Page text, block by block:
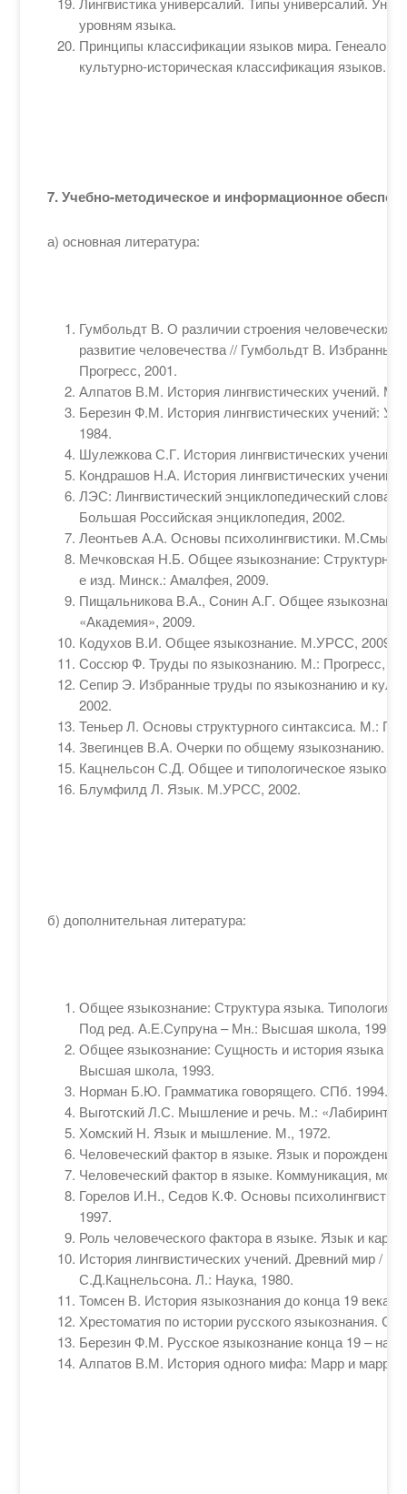
уровням языка.
Принципы классификации языков мира.
культурно-историческая классификация языков.
7. Учебно-методическое и информационное
а) основная литература:
Гумбольдт В. О различии строения человеческих
развитие человечества // Гумбольдт В.
Прогресс, 2001.
Алпатов В.М. История лингвистических учений.
Березин Ф.М. История лингвистических учений:
1984.
Шулежкова С.Г. История лингвистических учений:
Кондрашов Н.А. История лингвистических
ЛЭС: Лингвистический энциклопедический
Большая Российская энциклопедия, 2002.
Леонтьев А.А. Основы психолингвистики.
Мечковская Н.Б. Общее языкознание: Структурная
е изд. Минск.: Амалфея, 2009.
Пищальникова В.А., Сонин А.Г. Общее
«Академия», 2009.
Кодухов В.И. Общее языкознание. М.УРСС, 2009.
Соссюр Ф. Труды по языкознанию. М.: Прогресс,
Сепир Э. Избранные труды по языкознанию и
2002.
Теньер Л. Основы структурного синтаксиса. М.:
Звегинцев В.А. Очерки по общему языкознанию.
Кацнельсон С.Д. Общее и типологическое
Блумфилд Л. Язык. М.УРСС, 2002.
б) дополнительная литература:
Общее языкознание: Структура языка. Типология
Под ред. А.Е.Супруна – Мн.: Высшая школа, 1995.
Общее языкознание: Сущность и история языка /
Высшая школа, 1993.
Норман Б.Ю. Грамматика говорящего. СПб. 1994.
Выготский Л.С. Мышление и речь. М.: «Лабиринт»,
Хомский Н. Язык и мышление. М., 1972.
Человеческий фактор в языке. Язык и порождение
Человеческий фактор в языке. Коммуникация,
Горелов И.Н., Седов К.Ф. Основы
1997.
Роль человеческого фактора в языке. Язык и
История лингвистических учений. Древний мир /
С.Д.Кацнельсона. Л.: Наука, 1980.
Томсен В. История языкознания до конца 19 века.
Хрестоматия по истории русского языкознания.
Березин Ф.М. Русское языкознание конца 19 –
Алпатов В.М. История одного мифа: Марр и